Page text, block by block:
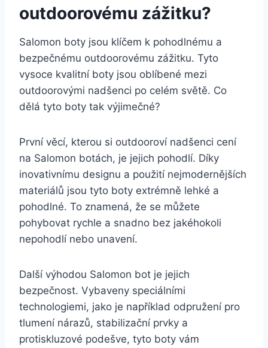
outdoorovému zážitku?
Salomon boty jsou klíčem k ⁣pohodlnému a⁣
bezpečnému outdoorovému⁤ zážitku.⁢ Tyto
vysoce kvalitní boty ​jsou oblíbené mezi
outdoorovými ⁤nadšenci ‍po celém světě.‌ Co
dělá⁤ tyto ⁢boty tak výjimečné?
První věcí, kterou si outdooroví nadšenci cení
na⁤ Salomon ​botách, je jejich pohodlí. Díky
⁢inovativnímu designu a použití nejmodernějších
materiálů jsou tyto boty extrémně lehké a
pohodlné. To znamená, že se ‌můžete
pohybovat rychle a snadno bez jakéhokoli
nepohodlí nebo unavení.
Další výhodou Salomon‍ bot je jejich
bezpečnost. Vybaveny speciálními
⁢technologiemi,⁤ jako je například odpružení pro‌
tlumení ⁢nárazů, stabilizační ⁤prvky a‌
protiskluzové podešve, tyto boty‌ vám